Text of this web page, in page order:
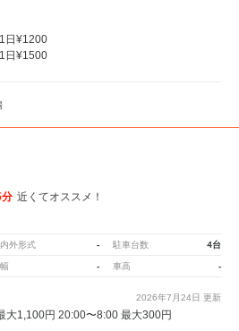
日¥1200
日¥1500
近くてオススメ！
外形式 - 駐車台数 4台
- 車高 -
2026年7月24日 更新
大1,100円 20:00〜8:00 最大300円